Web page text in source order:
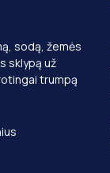
sodą, žemės
sklypą už
trumpą